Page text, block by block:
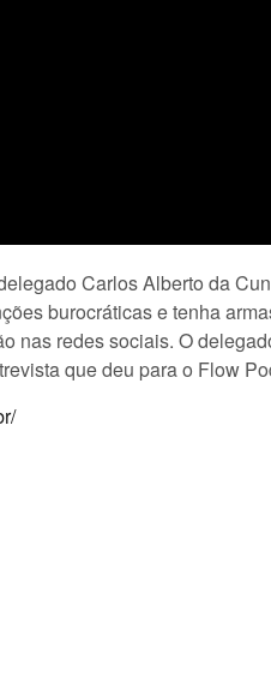
Carlos Alberto da
burocráticas e tenha
nas redes sociais. O
que deu para o Flow